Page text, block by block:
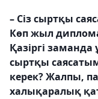
– Сіз сыртқы
Көп жыл
Қазіргі
сыртқы
керек? Жалпы,
халықаралық